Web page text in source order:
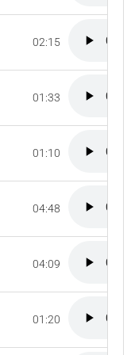
02:15
01:33
01:10
04:48
04:09
01:20